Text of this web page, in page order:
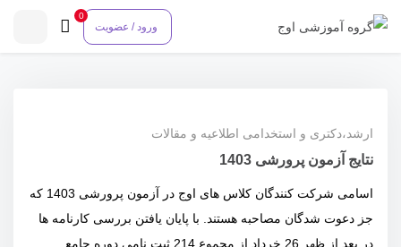
ورود / عضویت
0
ارشد،دکتری و استخدامی اطلاعیه و مقالات
نتایج آزمون پرورشی 1403
اسامی شرکت کنندگان کلاس های اوج در آزمون پرورشی 1403 که
جز دعوت شدگان مصاحبه هستند. با پایان یافتن بررسی کارنامه ها
در بعد از ظهر 26 خرداد از مجموع 214 ثبت نامی دوره جامع